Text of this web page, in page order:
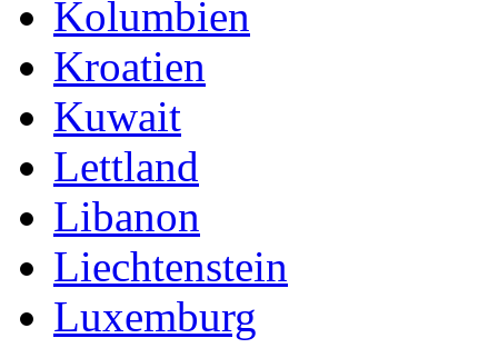
Kolumbien
Kroatien
Kuwait
Lettland
Libanon
Liechtenstein
Luxemburg